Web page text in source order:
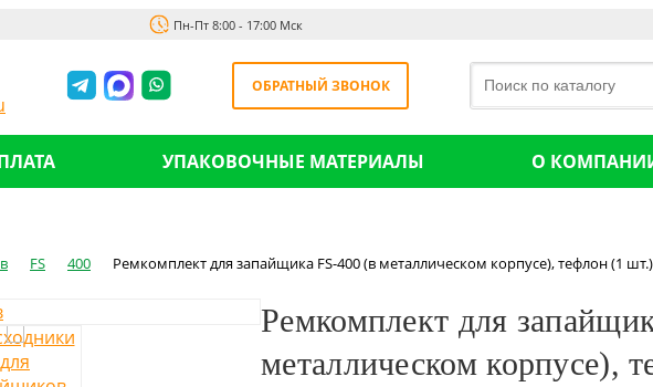
Пн-Пт 8:00 - 17:00 Мск
ОБРАТНЫЙ ЗВОНОК
УПАКОВОЧНЫЕ МАТЕРИАЛЫ О
FS 400 Ремкомплект для запайщика FS-400 (в металлическом корпусе), тефлон (1
Ремкомплект для
металлическом корпусе),